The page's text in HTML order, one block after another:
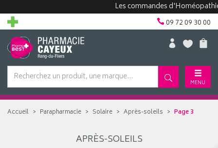
Les commandes d'Homéopathie
09 72 09 30 00
MENU
Accueil Parapharmacie Solaire Après-soleils Page 3
APRÈS-SOLEILS